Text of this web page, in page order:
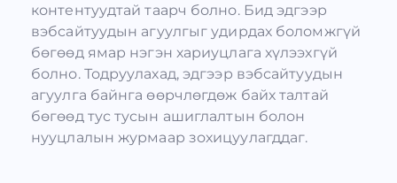
контентуудтай таарч болно. Бид эдгээр
вэбсайтуудын агуулгыг удирдах боломжгүй
бөгөөд ямар нэгэн хариуцлага хүлээхгүй
болно. Тодруулахад, эдгээр вэбсайтуудын
агуулга байнга өөрчлөгдөж байх талтай
бөгөөд тус тусын ашиглалтын болон
нууцлалын журмаар зохицуулагддаг.